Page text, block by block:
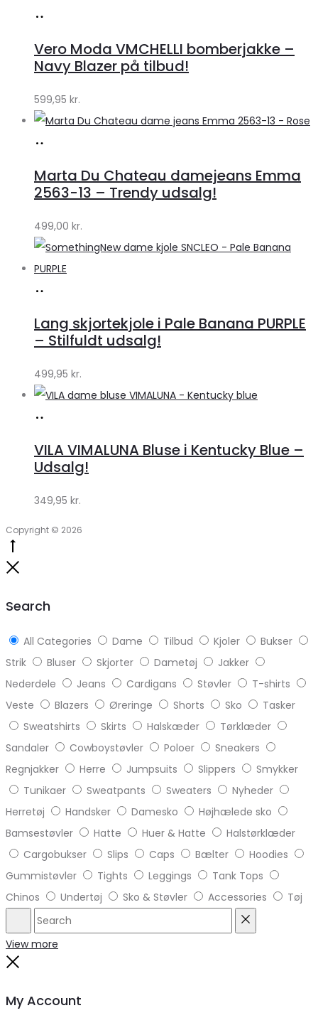
Klædeskabet.dk
Vero Moda VMCHELLI bomberjakke –
Navy Blazer på tilbud!
599,95 kr.
Klædeskabet.dk
Marta Du Chateau damejeans Emma
2563-13 – Trendy udsalg!
499,00 kr.
Klædeskabet.dk
Lang skjortekjole i Pale Banana PURPLE
– Stilfuldt udsalg!
499,95 kr.
Klædeskabet.dk
VILA VIMALUNA Bluse i Kentucky Blue –
Udsalg!
349,95 kr.
Copyright © 2026
Search
All Categories Dame Tilbud Kjoler
Bukser
Strik
Bluser Skjorter Dametøj
Jakker
Nederdele
Jeans Cardigans Støvler
T-shirts
Veste
Blazers Øreringe Shorts Sko
Tasker
Sweatshirts
Skirts Halskæder
Tørklæder
Sandaler
Cowboystøvler Poloer
Sneakers
Regnjakker
Herre Jumpsuits Slippers
Smykker
Tunikaer
Sweatpants Sweaters
Nyheder
Herretøj
Handsker Damesko
Højhælede sko
Bamsestøvler
Hatte Huer & Hatte
Halstørklæder
Cargobukser
Slips Caps Bælter
Hoodies
Gummistøvler
Tights Leggings
Tank Tops
Chinos
Undertøj Sko & Støvler Accessories Tøj
Search
View more
My Account